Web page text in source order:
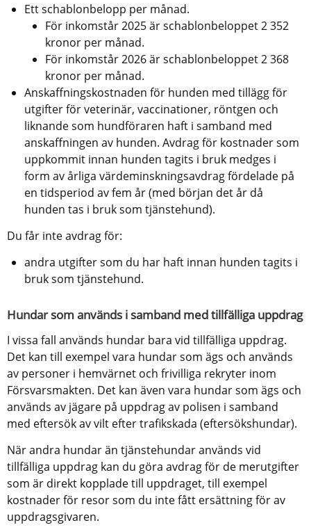
Ett schablonbelopp per månad.
För inkomstår 2025 är schablonbeloppet 2 352
kronor per månad.
För inkomstår 2026 är schablonbeloppet 2 368
kronor per månad.
Anskaffningskostnaden för hunden med tillägg för
utgifter för veterinär, vaccinationer, röntgen och
liknande som hundföraren haft i samband med
anskaffningen av hunden. Avdrag för kostnader som
uppkommit innan hunden tagits i bruk medges i
form av årliga värdeminskningsavdrag fördelade på
en tidsperiod av fem år (med början det år då
hunden tas i bruk som tjänstehund).
Du får inte avdrag för:
andra utgifter som du har haft innan hunden tagits i
bruk som tjänstehund.
Hundar som används i samband med tillfälliga uppdrag
I vissa fall används hundar bara vid tillfälliga uppdrag.
Det kan till exempel vara hundar som ägs och används
av personer i hemvärnet och frivilliga rekryter inom
Försvarsmakten. Det kan även vara hundar som ägs och
används av jägare på uppdrag av polisen i samband
med eftersök av vilt efter trafikskada (eftersökshundar).
När andra hundar än tjänstehundar används vid
tillfälliga uppdrag kan du göra avdrag för de merutgifter
som är direkt kopplade till uppdraget, till exempel
kostnader för resor som du inte fått ersättning för av
uppdragsgivaren.